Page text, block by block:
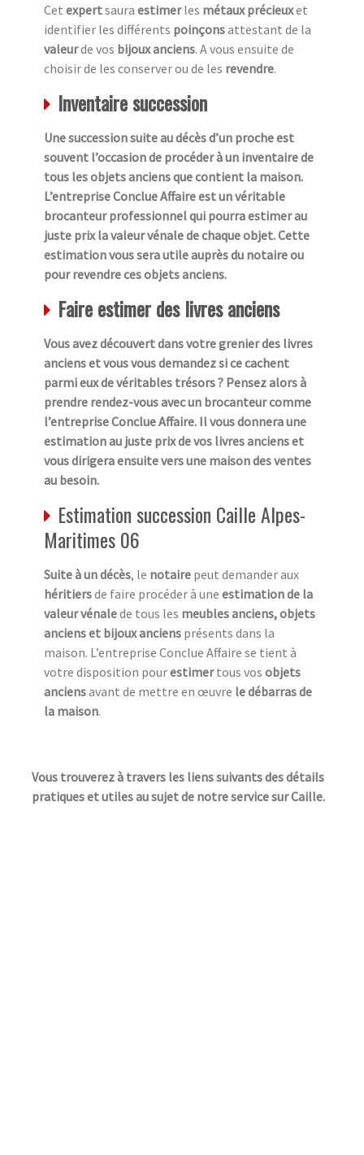
Cet expertsaura estimerles métaux précieuxet
identifier les différents poinçonsattestant de la
valeurde vos bijoux anciens. A vous ensuite de
choisir de les conserver ou de les revendre.
Inventaire succession
Une succession suite au décès d’un proche est
souvent l’occasion de procéder à un inventaire de
tous les objets anciens que contient la maison.
L’entreprise Conclue Affaire est un véritable
brocanteur professionnel qui pourra estimer au
juste prix la valeur vénale de chaque objet. Cette
estimation vous sera utile auprès du notaire ou
pour revendre ces objets anciens.
Faire estimer des livres anciens
Vous avez découvert dans votre grenier des livres
anciens et vous vous demandez si ce cachent
parmi eux de véritables trésors ? Pensez alors à
prendre rendez-vous avec un brocanteur comme
l’entreprise Conclue Affaire. Il vous donnera une
estimation au juste prix de vos livres anciens et
vous dirigera ensuite vers une maison des ventes
au besoin.
Estimation succession Caille Alpes-
Maritimes 06
Suite à un décès, le notaire peut demander aux
héritiersde faire procéder à une estimation de la
valeur vénalede tous les meubles anciens, objets
anciens et bijoux anciens présents dans la
maison. L’entreprise Conclue Affaire se tient à
votre disposition pourestimertous vos objets
anciensavant de mettre en œuvre le débarras de
la maison.
Vous trouverez à travers les liens suivants des détails
pratiques et utiles au sujet de notre service sur Caille.